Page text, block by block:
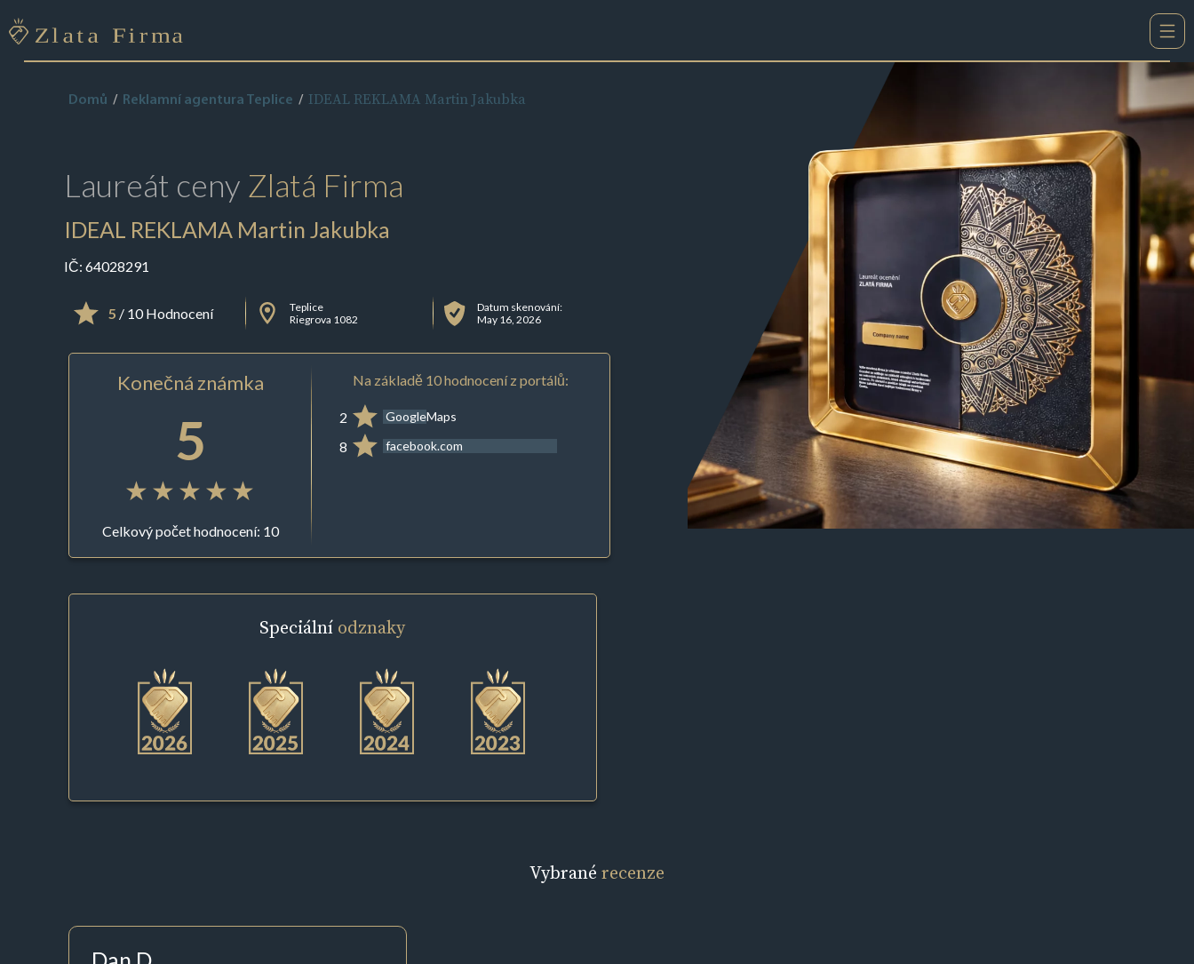
Domů Reklamní agentura Teplice IDEAL REKLAMA Martin Jakubka
Laureát ceny Zlatá Firma
IDEAL REKLAMA Martin Jakubka
IČ: 64028291
5 / 10 Hodnocení
Teplice
Riegrova 1082
Datum skenování:
May 16, 2026
Konečná známka
5
Celkový počet hodnocení: 10
Na základě 10 hodnocení z portálů:
2 GoogleMaps
8 facebook.com
Speciální odznaky
Vybrané recenze